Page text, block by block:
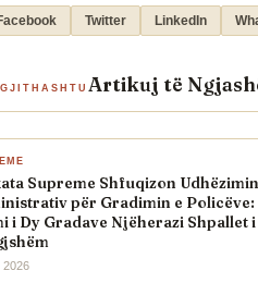
Twitter LinkedIn
Artikuj të
Supreme Shfuqizon Udhëzimin
për Gradimin e Policëve:
i Dy Gradave Njëherazi Shpallet i
2026